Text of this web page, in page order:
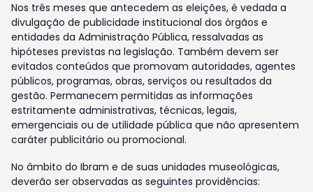
Nos três meses que antecedem as eleições, é vedada a
divulgação de publicidade institucional dos órgãos e
entidades da Administração Pública, ressalvadas as
hipóteses previstas na legislação. Também devem ser
evitados conteúdos que promovam autoridades, agentes
públicos, programas, obras, serviços ou resultados da
gestão. Permanecem permitidas as informações
estritamente administrativas, técnicas, legais,
emergenciais ou de utilidade pública que não apresentem
caráter publicitário ou promocional.
No âmbito do Ibram e de suas unidades museológicas,
deverão ser observadas as seguintes providências: